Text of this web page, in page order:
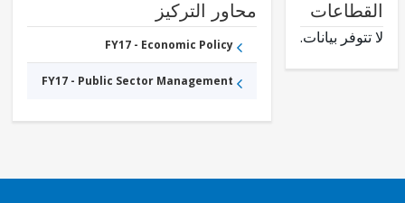
بيانات.
محاور التركيز
FY17 - Economic Policy
FY17 - Public Sector Management